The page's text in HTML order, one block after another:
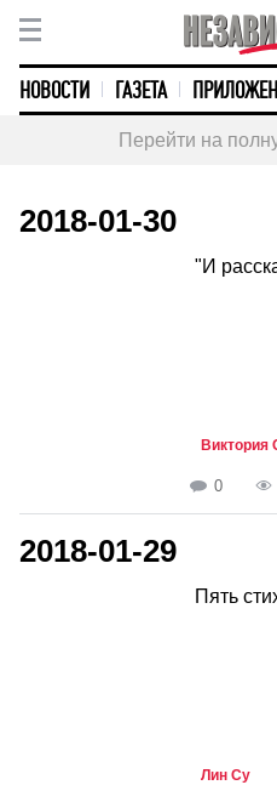
НОВОСТИ ГАЗЕТА
Перейти на
2018-01-30
"И
Виктория
0
2018-01-29
Пять
Лин Су